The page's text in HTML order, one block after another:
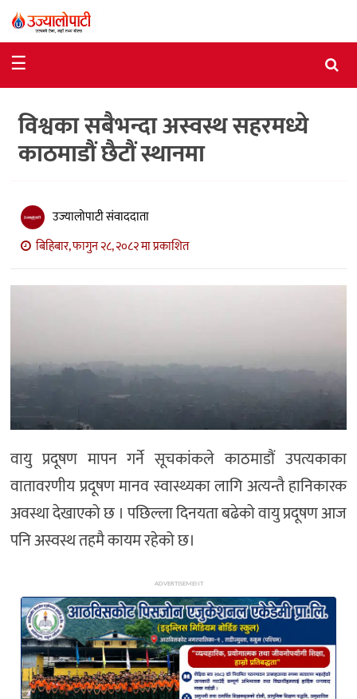
राजनीति
विशेष
आर्थिक
अन्तर्वार्ता
मनोरञ्जन
विज्ञान
अन्य
☰
विश्वका सबैभन्दा अस्वस्थ सहरमध्ये
काठमाडौं छैटौं स्थानमा
उज्यालोपाटी संवाददाता
बिहिबार, फागुन २८, २०८२ मा प्रकाशित
वायु प्रदूषण मापन गर्ने सूचकांकले काठमाडौं उपत्यकाका
वातावरणीय प्रदूषण मानव स्वास्थ्यका लागि अत्यन्तै हानिकारक
अवस्था देखाएको छ । पछिल्ला दिनयता बढेको वायु प्रदूषण आज
पनि अस्वस्थ तहमै कायम रहेको छ।
ADVERTISEMENT